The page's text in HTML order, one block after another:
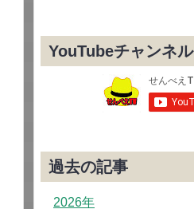
YouTubeチャンネル
過去の記事
2026年